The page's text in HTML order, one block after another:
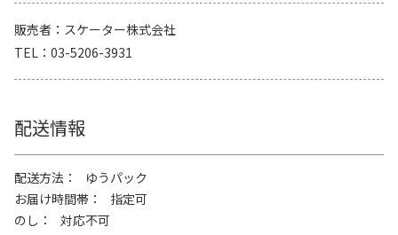
販売者
スケーター株式会社
TEL
03-5206-3931
配送情報
配送方法
ゆうパック
お届け時間帯
指定可
のし
対応不可